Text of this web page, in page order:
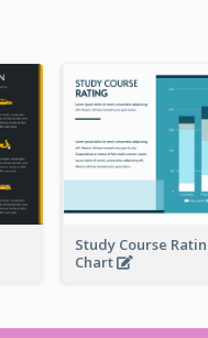
Study Course
Chart